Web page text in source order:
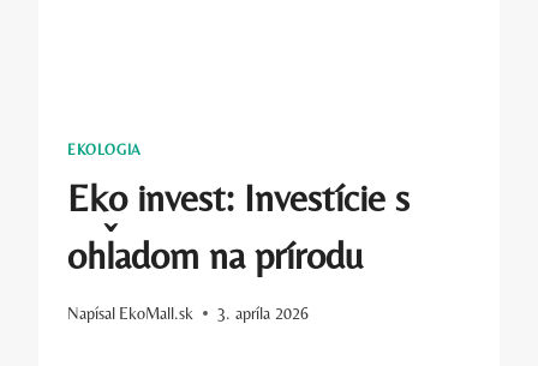
EKOLOGIA
Eko invest: Investície s
ohľadom na prírodu
Napísal EkoMall.sk 3. apríla 2026